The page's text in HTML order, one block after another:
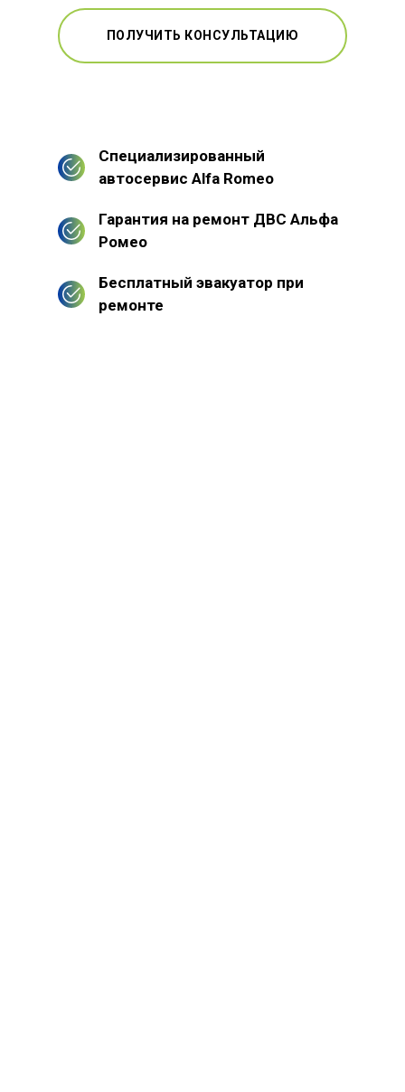
ПОЛУЧИТЬ КОНСУЛЬТАЦИЮ
Специализированный
автосервис Alfa Romeo
Гарантия на ремонт ДВС Альфа
Ромео
Бесплатный эвакуатор при
ремонте